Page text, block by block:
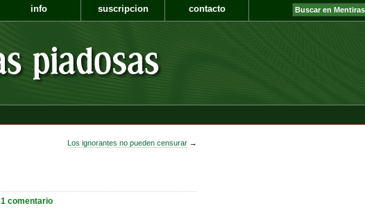
info suscripcion contacto
Los ignorantes no pueden censurar →
1 comentario